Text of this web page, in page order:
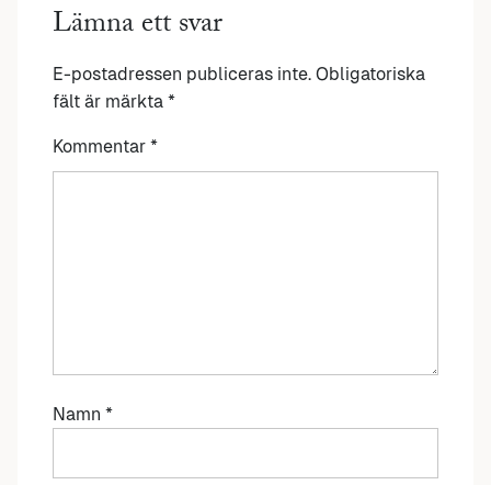
Lämna ett svar
E-postadressen publiceras inte. Obligatoriska
fält är märkta *
Kommentar *
Namn *